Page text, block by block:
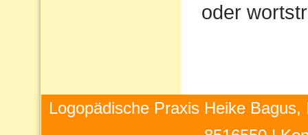
oder
Logopädische Praxis Heike